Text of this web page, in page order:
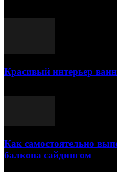
Красивый интерьер
Как самостоятельно
балкона сайдингом